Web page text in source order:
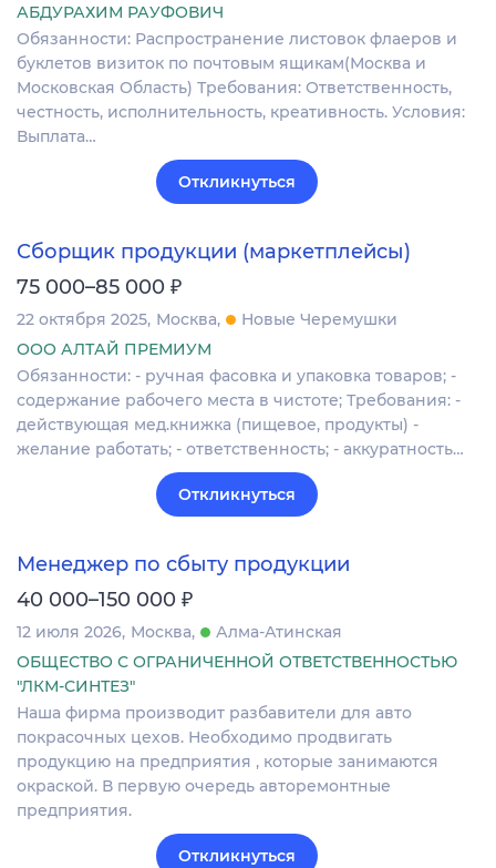
АБДУРАХИМ РАУФОВИЧ
Обязанности: Распространение листовок флаеров и
буклетов визиток по почтовым ящикам(Москва и
Московская Область) Требования: Ответственность,
честность, исполнительность, креативность. Условия:
Выплата…
Откликнуться
Сборщик продукции (маркетплейсы)
75 000–85 000 ₽
22 октября 2025 Москва
Новые Черемушки
ООО АЛТАЙ ПРЕМИУМ
Обязанности: - ручная фасовка и упаковка товаров; -
содержание рабочего места в чистоте; Требования: -
действующая мед.книжка (пищевое, продукты) -
желание работать; - ответственность; - аккуратность…
Откликнуться
Менеджер по сбыту продукции
40 000–150 000 ₽
12 июля 2026 Москва
Алма-Атинская
ОБЩЕСТВО С ОГРАНИЧЕННОЙ ОТВЕТСТВЕННОСТЬЮ
"ЛКМ-СИНТЕЗ"
Наша фирма производит разбавители для авто
покрасочных цехов. Необходимо продвигать
продукцию на предприятия , которые занимаются
окраской. В первую очередь авторемонтные
предприятия.
Откликнуться